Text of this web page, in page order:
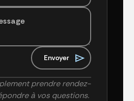
prendre rendez-
à vos questions.